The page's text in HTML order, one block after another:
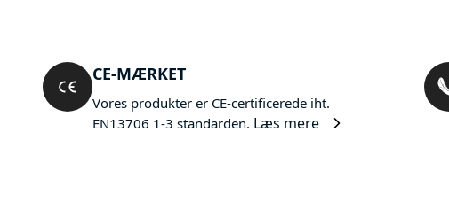
CE-MÆRKET
Vores produkter er CE-certificerede iht.
EN13706 1-3 standarden. Læs mere